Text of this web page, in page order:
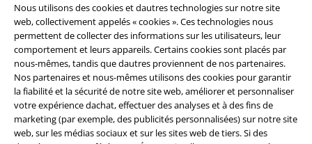
Nous utilisons des cookies et dautres technologies sur notre site
web, collectivement appelés « cookies ». Ces technologies nous
permettent de collecter des informations sur les utilisateurs, leur
comportement et leurs appareils. Certains cookies sont placés par
nous-mêmes, tandis que dautres proviennent de nos partenaires.
Nos partenaires et nous-mêmes utilisons des cookies pour garantir
la fiabilité et la sécurité de notre site web, améliorer et personnaliser
votre expérience dachat, effectuer des analyses et à des fins de
marketing (par exemple, des publicités personnalisées) sur notre site
web, sur les médias sociaux et sur les sites web de tiers. Si des
Légal